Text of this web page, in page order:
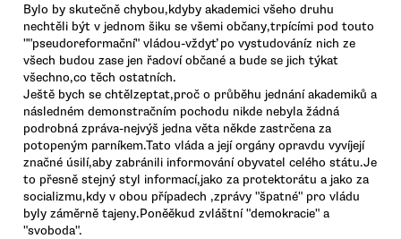
Bylo by skutečně chybou,kdyby akademici všeho druhu
nechtěli být v jednom šiku se všemi občany,trpícími pod touto
""pseudoreformační" vládou-vždyť po vystudováníz nich ze
všech budou zase jen řadoví občané a bude se jich týkat
všechno,co těch ostatních.
Ještě bych se chtělzeptat,proč o průběhu jednání akademiků a
následném demonstračním pochodu nikde nebyla žádná
podrobná zpráva-nejvýš jedna věta někde zastrčena za
potopeným parníkem.Tato vláda a její orgány opravdu vyvíjejí
značné úsilí,aby zabránili informování obyvatel celého státu.Je
to přesně stejný styl informací,jako za protektorátu a jako za
socializmu,kdy v obou případech ,zprávy "špatné" pro vládu
byly záměrně tajeny.Poněěkud zvláštní "demokracie" a
"svoboda".